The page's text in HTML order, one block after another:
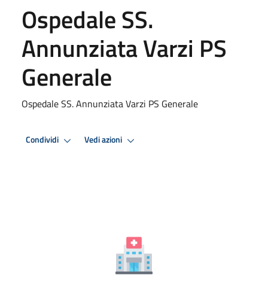
Ospedale SS.
Annunziata Varzi PS
Generale
Ospedale SS. Annunziata Varzi PS Generale
Condividi Vedi azioni